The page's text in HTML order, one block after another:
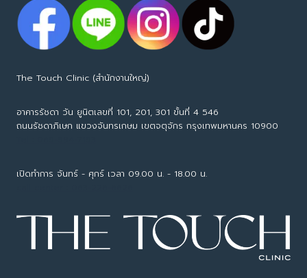
The Touch Clinic (สำนักงานใหญ่)
อาคารรัชดา วัน ยูนิตเลขที่ 101, 201, 301 ขั้นที่ 4 546
ถนนรัชดาภิเษก แขวงจันทรเกษม เขตจตุจักร กรุงเทพมหานคร 10900
เปิดทำการ จันทร์ - ศุกร์ เวลา 09.00 น. - 18.00 น.